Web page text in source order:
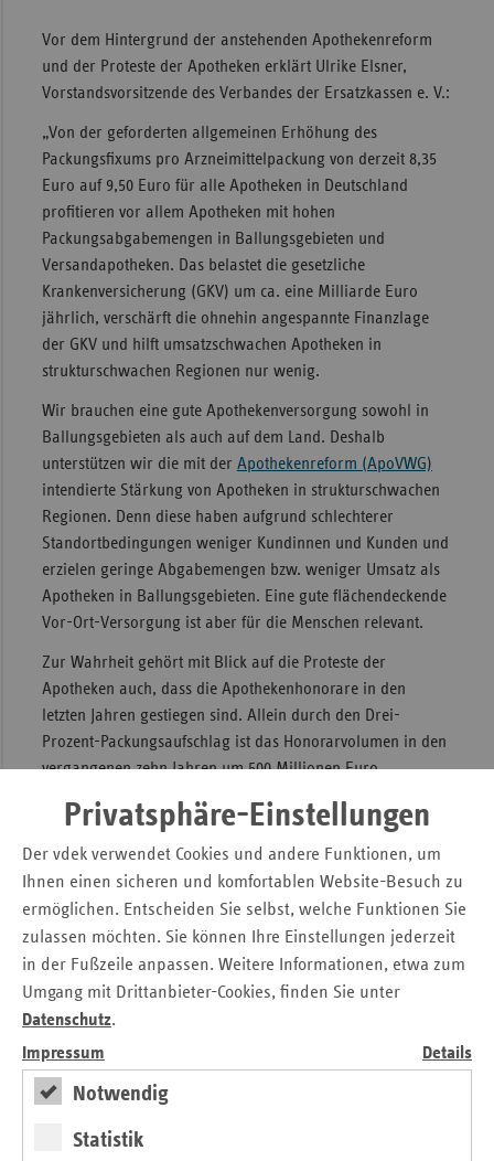
Privatsphäre-Einstellungen
Der vdek verwendet Cookies und andere Funktionen, um
Ihnen einen sicheren und komfortablen Website-Besuch zu
ermöglichen. Entscheiden Sie selbst, welche Funktionen Sie
zulassen möchten. Sie können Ihre Einstellungen jederzeit
in der Fußzeile anpassen. Weitere Informationen, etwa zum
Umgang mit Drittanbieter-Cookies, finden Sie unter
Datenschutz.
Impressum
Details
Notwendig
Statistik
teilen
Vor dem Hintergrund der anstehenden Apothekenreform
und der Proteste der Apotheken erklärt Ulrike Elsner,
Vorstandsvorsitzende des Verbandes der Ersatzkassen e. V.:
„Von der geforderten allgemeinen Erhöhung des
Packungsfixums pro Arzneimittelpackung von derzeit 8,35
Euro auf 9,50 Euro für alle Apotheken in Deutschland
profitieren vor allem Apotheken mit hohen
Packungsabgabemengen in Ballungsgebieten und
Versandapotheken. Das belastet die gesetzliche
Krankenversicherung (GKV) um ca. eine Milliarde Euro
jährlich, verschärft die ohnehin angespannte Finanzlage
der GKV und hilft umsatzschwachen Apotheken in
strukturschwachen Regionen nur wenig.
Wir brauchen eine gute Apothekenversorgung sowohl in
Ballungsgebieten als auch auf dem Land. Deshalb
unterstützen wir die mit der Apothekenreform (ApoVWG)
intendierte Stärkung von Apotheken in strukturschwachen
Regionen. Denn diese haben aufgrund schlechterer
Standortbedingungen weniger Kundinnen und Kunden und
erzielen geringe Abgabemengen bzw. weniger Umsatz als
Apotheken in Ballungsgebieten. Eine gute flächendeckende
Vor-Ort-Versorgung ist aber für die Menschen relevant.
Zur Wahrheit gehört mit Blick auf die Proteste der
Apotheken auch, dass die Apothekenhonorare in den
letzten Jahren gestiegen sind. Allein durch den Drei-
Prozent-Packungsaufschlag ist das Honorarvolumen in den
vergangenen zehn Jahren um 500 Millionen Euro
hochpreisigen Arzneimittel fortsetzen. Hinzu kommen
Vergütungsanstiege durch gesetzliche Neuregelungen wie
die zusätzliche Vergütung für Pharmazeutische
Dienstleistungen, das Impfen in Apotheken oder
Botendienste.“
Hintergrund: Apothekenvergütung
Apotheken erhalten pro abgegebene Packung eines
verschreibungspflichtigen Arzneimittels 8,35 Euro
Packungsfixum sowie zusätzlich drei Prozent des
Einkaufspreises des verschriebenen Arzneimittels.